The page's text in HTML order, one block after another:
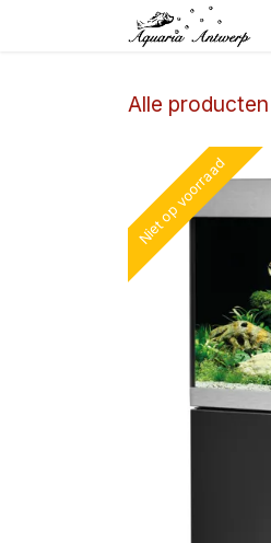
Overslaan naar inhoud
Alle producten
Niet op voorraad